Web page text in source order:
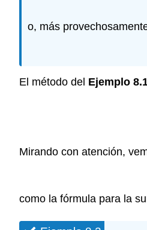
o, más
El método del Ejemplo
Mirando con atención,
como la fórmula para la